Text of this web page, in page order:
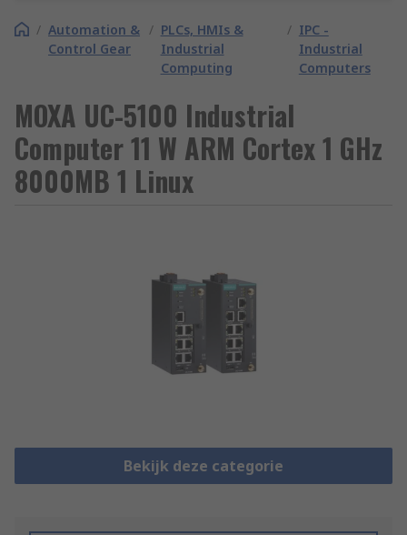
/ Automation &
Control Gear
/ PLCs, HMIs &
Industrial
Computing
/ IPC -
Industrial
Computers
MOXA UC-5100 Industrial
Computer 11 W ARM Cortex 1 GHz
8000MB 1 Linux
Bekijk deze categorie